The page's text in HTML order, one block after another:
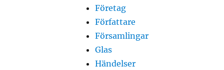
Företag
Författare
Församlingar
Glas
Händelser